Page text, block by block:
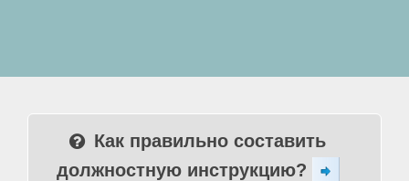
Как правильно составить
должностную инструкцию?